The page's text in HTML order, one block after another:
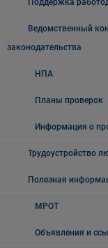
Поддержка
Ведомственный
законодательства
НПА
Планы проверок
Информация о
Трудоустройство
Полезная
МРОТ
Объявления и